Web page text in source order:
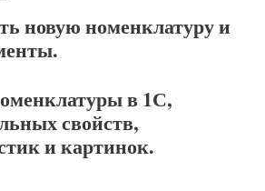
новую номенклатуру и
в 1С,
свойств,
и картинок.